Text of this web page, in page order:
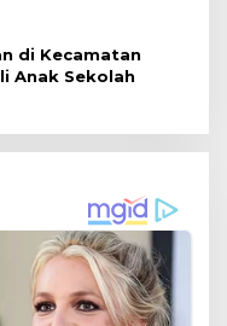
di Kecamatan
Anak Sekolah